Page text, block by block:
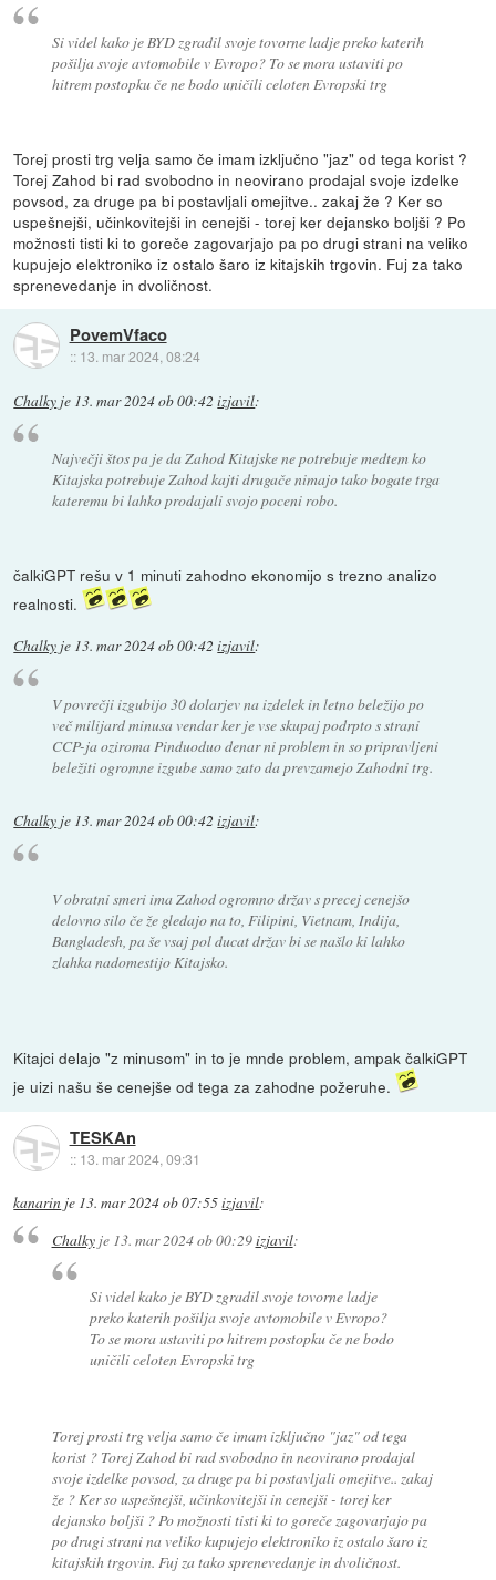
Si videl kako je BYD zgradil svoje tovorne ladje preko katerih
pošilja svoje avtomobile v Evropo? To se mora ustaviti po
hitrem postopku če ne bodo uničili celoten Evropski trg
Torej prosti trg velja samo če imam izključno "jaz" od tega korist ?
Torej Zahod bi rad svobodno in neovirano prodajal svoje izdelke
povsod, za druge pa bi postavljali omejitve.. zakaj že ? Ker so
uspešnejši, učinkovitejši in cenejši - torej ker dejansko boljši ? Po
možnosti tisti ki to goreče zagovarjajo pa po drugi strani na veliko
kupujejo elektroniko iz ostalo šaro iz kitajskih trgovin. Fuj za tako
sprenevedanje in dvoličnost.
PovemVfaco
:: 13. mar 2024, 08:24
Chalky je 13. mar 2024 ob 00:42 izjavil:
Največji štos pa je da Zahod Kitajske ne potrebuje medtem ko
Kitajska potrebuje Zahod kajti drugače nimajo tako bogate trga
kateremu bi lahko prodajali svojo poceni robo.
čalkiGPT rešu v 1 minuti zahodno ekonomijo s trezno analizo
realnosti.
Chalky je 13. mar 2024 ob 00:42 izjavil:
V povrečji izgubijo 30 dolarjev na izdelek in letno beležijo po
več milijard minusa vendar ker je vse skupaj podrpto s strani
CCP-ja oziroma Pinduoduo denar ni problem in so pripravljeni
beležiti ogromne izgube samo zato da prevzamejo Zahodni trg.
Chalky je 13. mar 2024 ob 00:42 izjavil:
V obratni smeri ima Zahod ogromno držav s precej cenejšo
delovno silo če že gledajo na to, Filipini, Vietnam, Indija,
Bangladesh, pa še vsaj pol ducat držav bi se našlo ki lahko
zlahka nadomestijo Kitajsko.
Kitajci delajo "z minusom" in to je mnde problem, ampak čalkiGPT
je uizi našu še cenejše od tega za zahodne požeruhe.
TESKAn
:: 13. mar 2024, 09:31
kanarin je 13. mar 2024 ob 07:55izjavil:
Chalkyje 13. mar 2024 ob 00:29izjavil:
Si videl kako je BYD zgradil svoje tovorne ladje
preko katerih pošilja svoje avtomobile v Evropo?
To se mora ustaviti po hitrem postopku če ne bodo
uničili celoten Evropski trg
Torej prosti trg velja samo če imam izključno "jaz" od tega
korist ? Torej Zahod bi rad svobodno in neovirano prodajal
svoje izdelke povsod, za druge pa bi postavljali omejitve.. zakaj
že ? Ker so uspešnejši, učinkovitejši in cenejši - torej ker
dejansko boljši ? Po možnosti tisti ki to goreče zagovarjajo pa
po drugi strani na veliko kupujejo elektroniko iz ostalo šaro iz
kitajskih trgovin. Fuj za tako sprenevedanje in dvoličnost.